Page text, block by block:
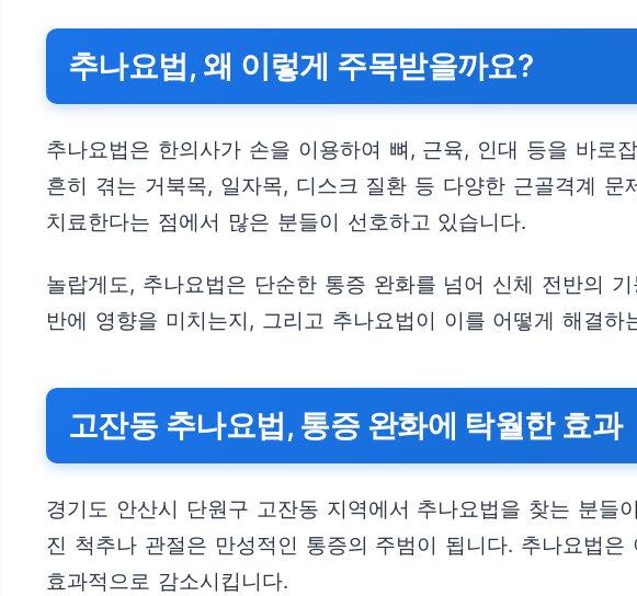
추나요법, 왜 이렇게 주목받을까요?
추나요법은 한의사가 손을 이용하여 뼈, 근육, 인대 등을 바로
흔히 겪는 거북목, 일자목, 디스크 질환 등 다양한 근골격계
치료한다는 점에서 많은 분들이 선호하고 있습니다.
놀랍게도, 추나요법은 단순한 통증 완화를 넘어 신체 전반의
반에 영향을 미치는지, 그리고 추나요법이 이를 어떻게 해결하
고잔동 추나요법, 통증 완화에 탁월한 효과
경기도 안산시 단원구 고잔동 지역에서 추나요법을 찾는 분
진 척추나 관절은 만성적인 통증의 주범이 됩니다. 추나요법
효과적으로 감소시킵니다.